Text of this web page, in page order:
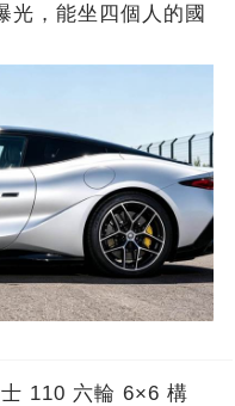
光，能坐四個人的國
110 六輪 6×6 構